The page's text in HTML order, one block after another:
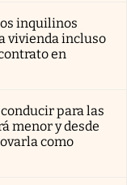
inquilinos
vivienda incluso
en
para las
menor y desde
como